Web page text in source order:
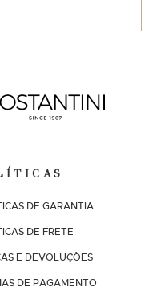
DE GARANTIA
DE FRETE
E DEVOLUÇÕES
DE PAGAMENTO